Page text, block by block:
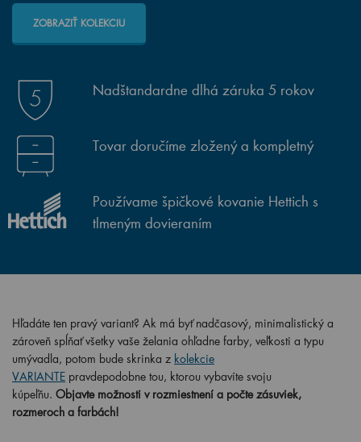
ZOBRAZIŤ KOLEKCIU
Nadštandardne dlhá záruka 5 rokov
Tovar doručíme zložený a kompletný
Používame špičkové kovanie Hettich s
tlmeným dovieraním
Hľadáte ten pravý variant? Ak má byť nadčasový, minimalistický a
zároveň spĺňať všetky vaše želania ohľadne farby, veľkosti a typu
umývadla, potom bude skrinka z kolekcie
VARIANTE pravdepodobne tou, ktorou vybavíte svoju
kúpeľňu. Objavte možnosti v rozmiestnení a počte zásuviek,
rozmeroch a farbách!